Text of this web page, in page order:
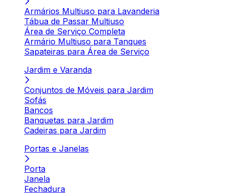
Armários Multiuso para Lavanderia
Tábua de Passar Multiuso
Área de Serviço Completa
Armário Multiuso para Tanques
Sapateiras para Área de Serviço
Jardim e Varanda
Conjuntos de Móveis para Jardim
Sofás
Bancos
Banquetas para Jardim
Cadeiras para Jardim
Portas e Janelas
Porta
Janela
Fechadura